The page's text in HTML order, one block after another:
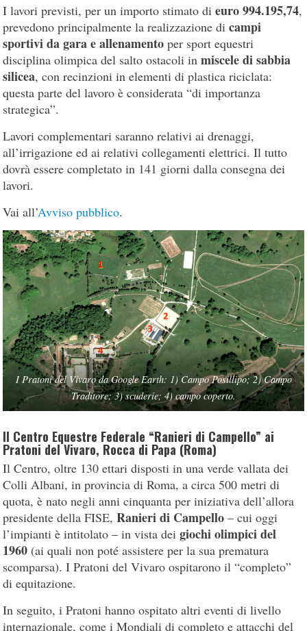
I lavori previsti, per un importo stimato dieuro 994.195,74,
prevedono principalmente la realizzazione dicampi
sportivi da gara e allenamento per sport equestri
disciplina olimpica del salto ostacoli in miscele di sabbia
silicea, con recinzioni in elementi di plastica riciclata:
questa parte del lavoro è considerata “di importanza
strategica”.
Lavori complementari saranno relativi ai drenaggi,
all’irrigazione ed ai relativi collegamenti elettrici. Il tutto
dovrà essere completato in 141 giorni dalla consegna dei
lavori.
Vai all’Avviso pubblico.
I Pratoni del Vivaro da Google Earth: 1) Campo Posillipo; 2) Campo
Traditore; 3) scuderie; 4) campo coperto.
Il Centro Equestre Federale “Ranieri di Campello” ai
Pratoni del Vivaro, Rocca di Papa (Roma)
Il Centro, oltre 130 ettari disposti in una verde vallata dei
Colli Albani, in provincia di Roma, a circa 500 metri di
quota, è nato negli anni cinquanta per iniziativa dell’allora
presidente della FISE,Ranieri di Campello – cui oggi
l’impianti è intitolato – in vista deigiochi olimpici del
1960 (ai quali non poté assistere per la sua prematura
scomparsa). I Pratoni del Vivaro ospitarono il “completo”
di equitazione.
In seguito, i Pratoni hanno ospitato altri eventi di livello
internazionale, come i Mondiali di completo e attacchi del